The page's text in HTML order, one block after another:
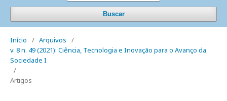
Buscar
Início / Arquivos
/
v. 8 n. 49 (2021): Ciência, Tecnologia e Inovação para o Avanço da
Sociedade I
/
Artigos